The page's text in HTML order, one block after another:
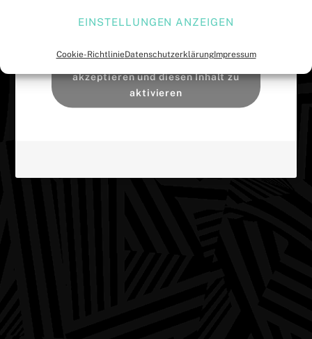
EINSTELLUNGEN ANZEIGEN
Cookie-RichtlinieDatenschutzerklärungImpressum
Klicke hier, um Marketing-Cookies zu
akzeptieren und diesen Inhalt zu
aktivieren